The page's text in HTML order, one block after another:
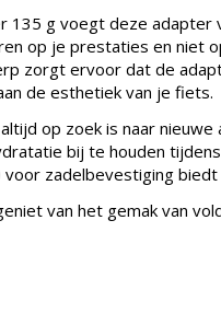
135 g voegt deze
op je prestaties en niet
zorgt ervoor dat de
de esthetiek van je fiets.
op zoek is naar
bij te houden
zadelbevestiging
van het gemak van